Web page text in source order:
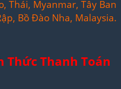
Thái, Myanmar, Tây Ban
Bồ Đào Nha, Malaysia.
Thức Thanh Toán